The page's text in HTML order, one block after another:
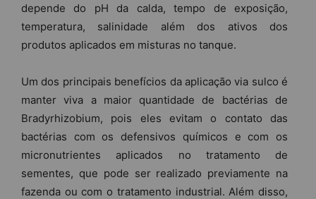
depende do pH da calda, tempo de exposição,
temperatura, salinidade além dos ativos dos
produtos aplicados em misturas no tanque.
Um dos principais benefícios da aplicação via sulco é
manter viva a maior quantidade de bactérias de
Bradyrhizobium, pois eles evitam o contato das
bactérias com os defensivos químicos e com os
micronutrientes aplicados no tratamento de
sementes, que pode ser realizado previamente na
fazenda ou com o tratamento industrial. Além disso,